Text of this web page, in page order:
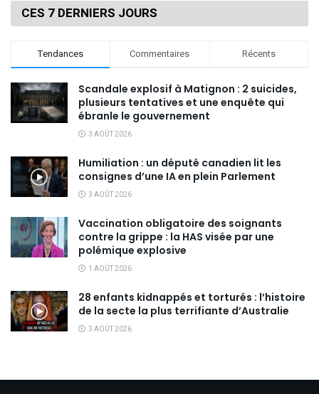
CES 7 DERNIERS JOURS
Tendances Commentaires Récents
Scandale explosif à Matignon : 2 suicides,
plusieurs tentatives et une enquête qui
ébranle le gouvernement
3 AOÛT 2026
Humiliation : un député canadien lit les
consignes d’une IA en plein Parlement
3 AOÛT 2026
Vaccination obligatoire des soignants
contre la grippe : la HAS visée par une
polémique explosive
1 AOÛT 2026
28 enfants kidnappés et torturés : l’histoire
de la secte la plus terrifiante d’Australie
3 AOÛT 2026